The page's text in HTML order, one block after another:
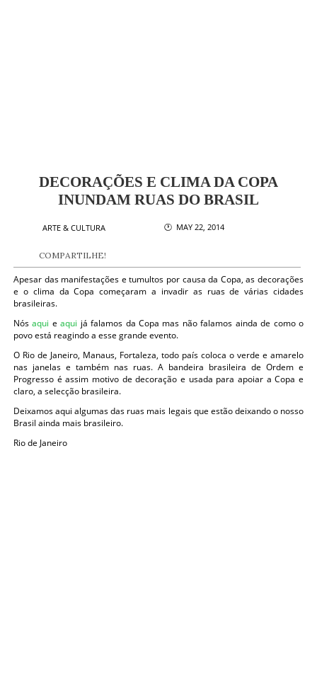
DECORAÇÕES E CLIMA DA COPA
INUNDAM RUAS DO BRASIL
ARTE & CULTURA 🕐 MAY 22, 2014
COMPARTILHE!
Apesar das manifestações e tumultos por causa da Copa, as decorações
e o clima da Copa começaram a invadir as ruas de várias cidades
brasileiras.
Nósaqui eaqui já falamos da Copa mas não falamos ainda de como o
povo está reagindo a esse grande evento.
O Rio de Janeiro, Manaus, Fortaleza, todo país coloca o verde e amarelo
nas janelas e também nas ruas. A bandeira brasileira de Ordem e
Progresso é assim motivo de decoração e usada para apoiar a Copa e
claro, a selecção brasileira.
Deixamos aqui algumas das ruas mais legais que estão deixando o nosso
Brasil ainda mais brasileiro.
Rio de Janeiro